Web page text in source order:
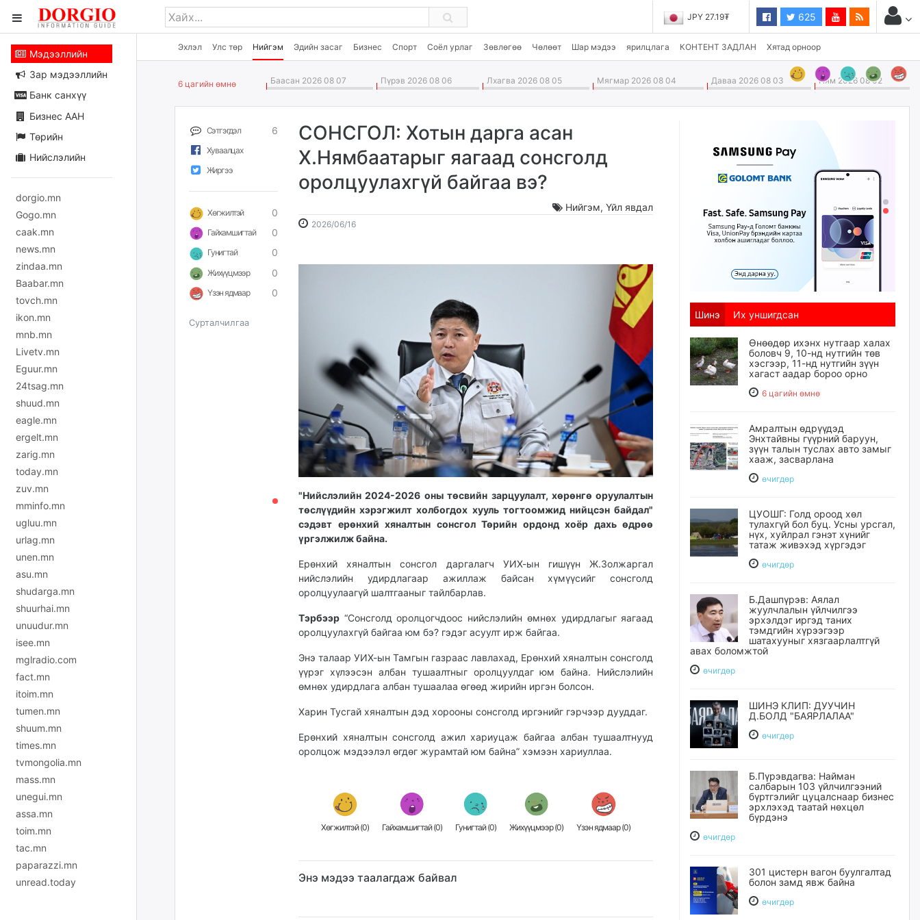
JPY 27.19₮ 625
Эхлэл Улс төр Нийгэм Эдийн засаг Бизнес Спорт Соёл урлаг Зөвлөгөө Чөлөөт Шар мэдээ ярилцлага КОНТЕНТ ЗАДЛАН Хятад орноор
Мэдээллийн
Зар мэдээллийн
Банк санхүү
Бизнес ААН
Төрийн
Нийслэлийн
dorgio.mn
Gogo.mn
caak.mn
news.mn
zindaa.mn
Baabar.mn
tovch.mn
ikon.mn
mnb.mn
Livetv.mn
Eguur.mn
24tsag.mn
shuud.mn
eagle.mn
ergelt.mn
zarig.mn
today.mn
zuv.mn
mminfo.mn
ugluu.mn
urlag.mn
unen.mn
asu.mn
shudarga.mn
shuurhai.mn
unuudur.mn
isee.mn
mglradio.com
fact.mn
itoim.mn
tumen.mn
shuum.mn
times.mn
tvmongolia.mn
mass.mn
unegui.mn
assa.mn
toim.mn
tac.mn
paparazzi.mn
unread.today
6 цагийн өмнө Баасан 2026 08 07 Пүрэв 2026 08 06 Лхагва 2026 08 05 Мягмар 2026 08 04 Даваа 2026 08 03 Ням 2026 08 02
Сэтгэгдэл 6
Хуваалцах
Жиргээ
Хөгжилтэй 0
Гайхамшигтай 0
Гунигтай 0
Жихүүцмээр 0
Үзэн ядмаар 0
Сурталчилгаа
СОНСГОЛ: Хотын дарга асан
Х.Нямбаатарыг яагаад сонсголд
оролцуулахгүй байгаа вэ?
Нийгэм,Үйл явдал
2026/06/162026-
2026-
"Нийслэлийн 2024-2026 оны төсвийн зарцуулалт, хөрөнгө оруулалтын
төслүүдийн хэрэгжилт холбогдох хууль тогтоомжид нийцсэн байдал"
сэдэвт ерөнхий хяналтын сонсгол Төрийн ордонд хоёр дахь өдрөө
үргэлжилж байна.
Ерөнхий хяналтын сонсгол даргалагч УИХ-ын гишүүн Ж.Золжаргал
нийслэлийн удирдлагаар ажиллаж байсан хүмүүсийг сонсголд
оролцуулаагүй шалтгааныг тайлбарлав.
Тэрбээр “Сонсголд оролцогчдоос нийслэлийн өмнөх удирдлагыг яагаад
оролцуулахгүй байгаа юм бэ? гэдэг асуулт ирж байгаа.
Энэ талаар УИХ-ын Тамгын газраас лавлахад, Ерөнхий хяналтын сонсголд
үүрэг хүлээсэн албан тушаалтныг оролцуулдаг юм байна. Нийслэлийн
өмнөх удирдлага албан тушаалаа өгөөд жирийн иргэн болсон.
Харин Тусгай хяналтын дэд хорооны сонсголд иргэнийг гэрчээр дууддаг.
Ерөнхий хяналтын сонсголд ажил хариуцаж байгаа албан тушаалтнууд
оролцож мэдээлэл өгдөг журамтай юм байна” хэмээн хариуллаа.
Хөгжилтэй (0) Гайхамшигтай (0) Гунигтай (0) Жихүүцмээр (0) Үзэн ядмаар (0)
Энэ мэдээ таалагдаж байвал
Шинэ Их уншигдсан
Өнөөдөр ихэнх нутгаар халах
боловч 9, 10-нд нутгийн төв
хэсгээр, 11-нд нутгийн зүүн
хагаст аадар бороо орно
6 цагийн өмнө
Амралтын өдрүүдэд
Энхтайвны гүүрний баруун,
зүүн талын туслах авто замыг
хааж, засварлана
өчигдѳр
ЦУОШГ: Голд ороод хөл
тулахгүй бол буц. Усны урсгал,
нүх, хуйлрал гэнэт хүнийг
татаж живэхэд хүргэдэг
өчигдѳр
Б.Дашпүрэв: Аялал
жуулчлалын үйлчилгээ
эрхэлдэг иргэд таних
тэмдгийн хүрээгээр
шатахууныг хязгаарлалтгүй
авах боломжтой
өчигдѳр
ШИНЭ КЛИП: ДУУЧИН
Д.БОЛД "БАЯРЛАЛАА"
өчигдѳр
Б.Пүрэвдагва: Найман
салбарын 103 үйлчилгээний
бүртгэлийг цуцалснаар бизнес
эрхлэхэд таатай нөхцөл
бүрдэнэ
өчигдѳр
301 цистерн вагон буулгалтад
болон замд явж байна
өчигдѳр